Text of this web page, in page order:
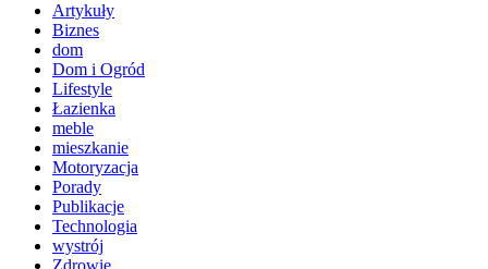
Artykuły
Biznes
dom
Dom i Ogród
Lifestyle
Łazienka
meble
mieszkanie
Motoryzacja
Porady
Publikacje
Technologia
wystrój
Zdrowie